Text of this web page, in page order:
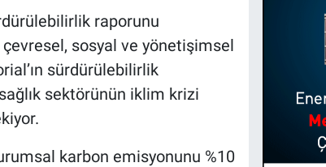
raporunu
çevresel, sosyal ve yönetişimsel
sürdürülebilirlik
sektörünün iklim krizi
karbon emisyonunu %10